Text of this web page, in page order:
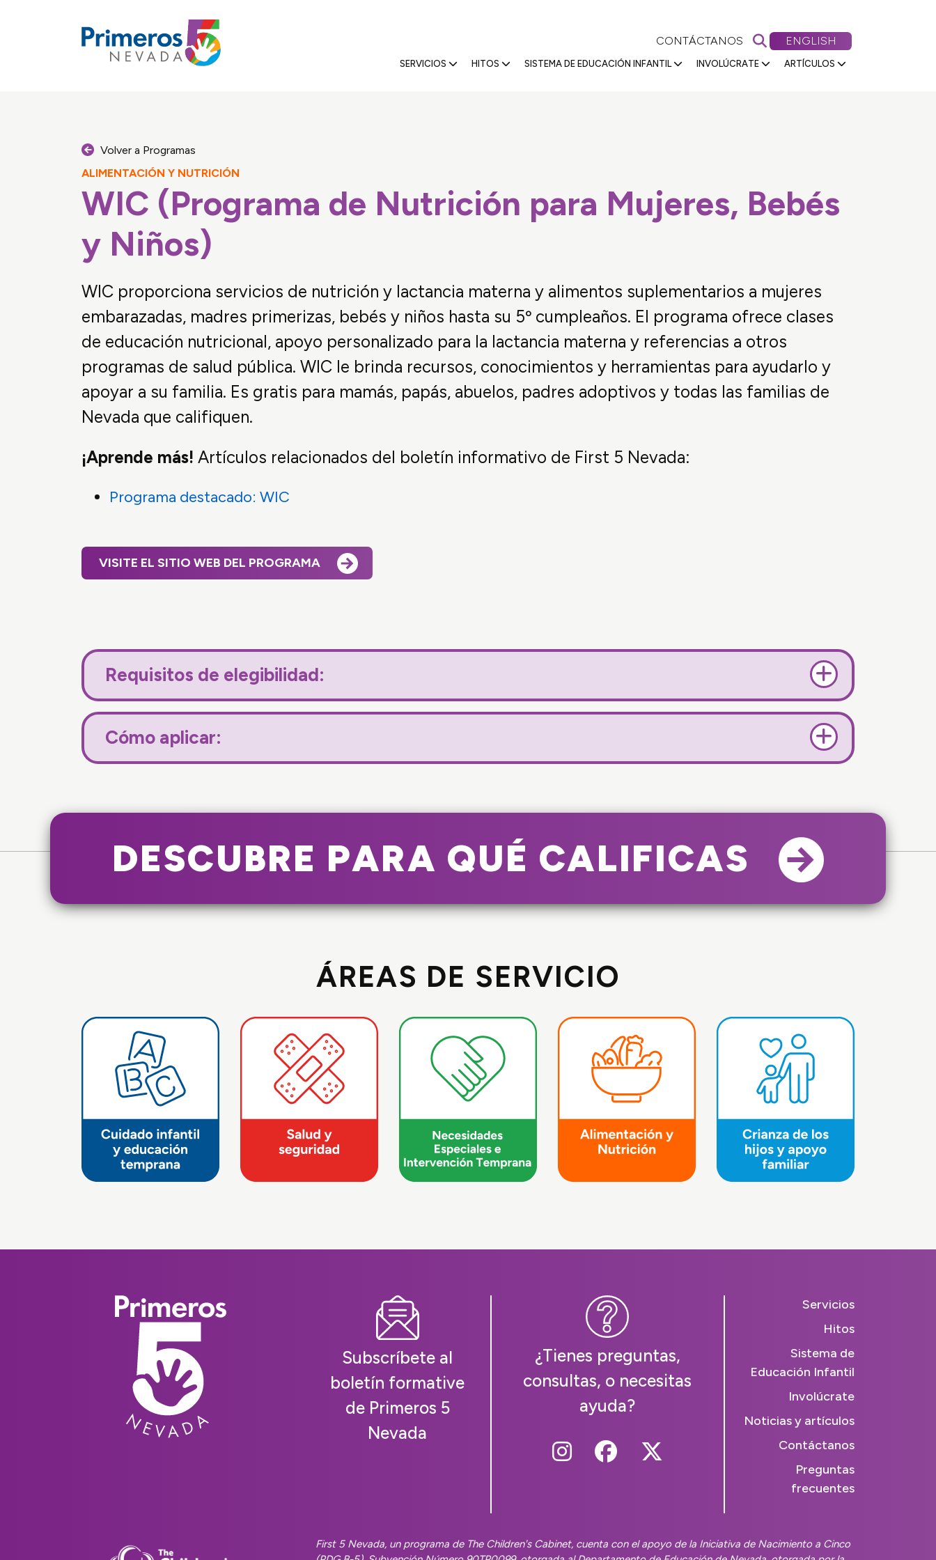
SERVICIOS
FAMILIAR
HITOS SISTEMA DE EDUCACIÓN INFANTIL INVOLÚCRATE ARTÍCULOS
CONTÁCTANOS Buscar en Primeros 5 Nevada
VIEW OUR WEBSITE IN
ENGLISH
Volver a Programas
ALIMENTACIÓN Y NUTRICIÓN
WIC (Programa de Nutrición para Mujeres, Bebés
y Niños)
WIC proporciona servicios de nutrición y lactancia materna y alimentos suplementarios a mujeres
embarazadas, madres primerizas, bebés y niños hasta su 5º cumpleaños. El programa ofrece clases
de educación nutricional, apoyo personalizado para la lactancia materna y referencias a otros
programas de salud pública. WIC le brinda recursos, conocimientos y herramientas para ayudarlo y
apoyar a su familia. Es gratis para mamás, papás, abuelos, padres adoptivos y todas las familias de
Nevada que califiquen.
¡Aprende más! Artículos relacionados del boletín informativo de First 5 Nevada:
Programa destacado: WIC
VISITE EL SITIO WEB DEL PROGRAMA
Requisitos de elegibilidad:
Cómo aplicar:
DESCUBRE PARA QUÉ CALIFICAS
ÁREAS DE SERVICIO
Subscríbete al
boletín formative
de Primeros 5
Nevada
¿Tienes preguntas,
consultas, o necesitas
ayuda?
Follow Us On Instagram
Follow Us On Facebook
Follow Us On Twitter
Servicios
Hitos
Sistema de
Educación Infantil
Involúcrate
Noticias y artículos
Contáctanos
Preguntas
frecuentes
First 5 Nevada, un programa de The Children's Cabinet, cuenta con el apoyo de la Iniciativa de Nacimiento a Cinco